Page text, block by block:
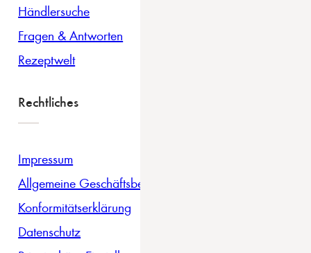
Händlersuche
Fragen & Antworten
Rezeptwelt
Rechtliches
Impressum
Allgemeine Geschäftsbedingungen
Konformitätserklärung
Datenschutz